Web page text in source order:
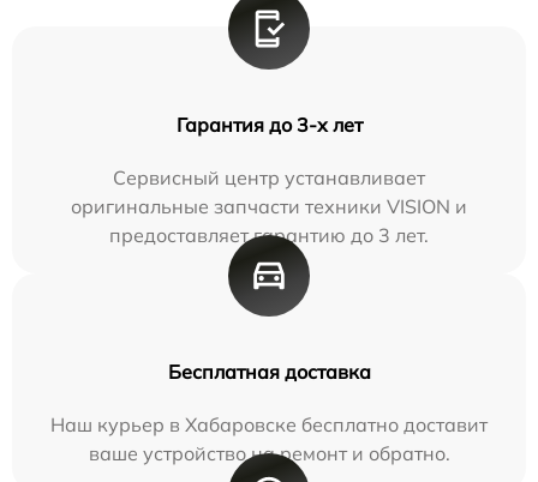
Гарантия до 3-х лет
Сервисный центр устанавливает
оригинальные запчасти техники VISION и
предоставляет гарантию до 3 лет.
Бесплатная доставка
Наш курьер в Хабаровске бесплатно доставит
ваше устройство на ремонт и обратно.